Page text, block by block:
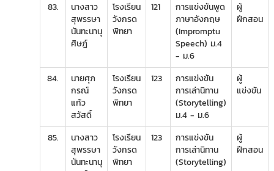
83.
นางสาว
สุพรรษา
นันทะนานุ
ศิษฎ์
โรงเรียน
วังกรด
พิทยา
121
การแข่งขันพูด
ภาษาอังกฤษ
(Impromptu
Speech) ม.4
- ม.6
ผู้
ฝึกสอน
84.
นายศุภ
กรณ์
แก้ว
สวัสดิ์
โรงเรียน
วังกรด
พิทยา
123
การแข่งขัน
การเล่านิทาน
(Storytelling)
ม.4 - ม.6
ผู้
แข่งขัน
85.
นางสาว
สุพรรษา
นันทะนานุ
โรงเรียน
วังกรด
พิทยา
123
การแข่งขัน
การเล่านิทาน
(Storytelling)
ผู้
ฝึกสอน